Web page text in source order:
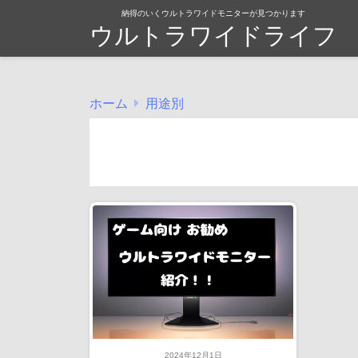
納得のいくウルトラワイドモニターが見つかります
ウルトラワイドライフ
ホーム 用途別
2024年12月1日